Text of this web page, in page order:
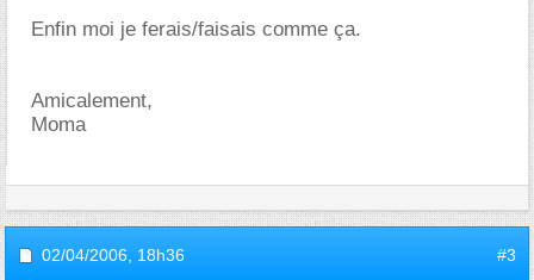
Enfin moi je ferais/faisais comme ça.
Amicalement,
Moma
02/04/2006, 18h36 #3